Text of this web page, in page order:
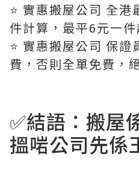
⭐️ 實惠搬屋公司 全
件計算，最平6元一件
⭐️ 實惠搬屋公司 保
費，否則全單免費，
✅結語：搬屋
搵啱公司先係